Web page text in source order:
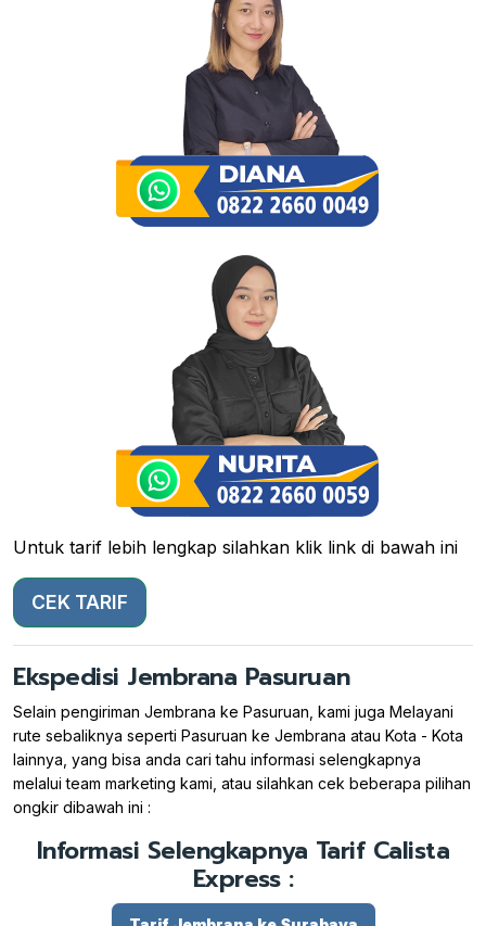
Untuk tarif lebih lengkap silahkan klik link di bawah ini
CEK TARIF
Ekspedisi Jembrana Pasuruan
Selain pengiriman Jembrana ke Pasuruan, kami juga Melayani
rute sebaliknya seperti Pasuruan ke Jembrana atau Kota - Kota
lainnya, yang bisa anda cari tahu informasi selengkapnya
melalui team marketing kami, atau silahkan cek beberapa pilihan
ongkir dibawah ini :
Informasi Selengkapnya Tarif Calista
Express :